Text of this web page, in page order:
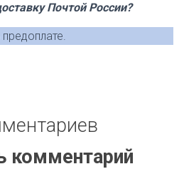
Почтой России?
комментарий